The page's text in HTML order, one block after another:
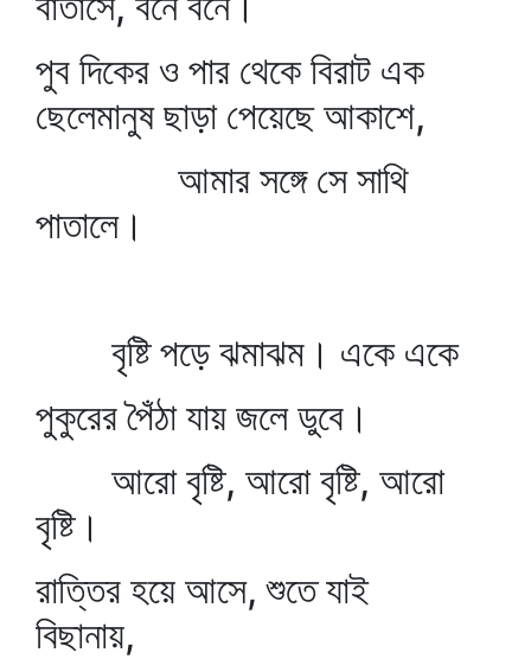
পুব দিকের ও পার থেকে বিরাট এক
ছেলেমানুষ ছাড়া পেয়েছে আকাশে,
আমার সঙ্গে সে সাথি
পাতালে।
বৃষ্টি পড়ে ঝমাঝম। একে একে
পুকুরের পৈঁঠা যায় জলে ডুবে।
আরো বৃষ্টি, আরো বৃষ্টি, আরো
বৃষ্টি।
রাত্তির হয়ে আসে, শুতে যাই
বিছানায়,